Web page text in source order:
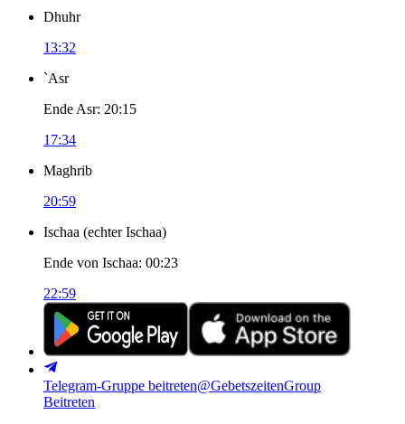
Dhuhr
13:32
`Asr
Ende Asr: 20:15
17:34
Maghrib
20:59
Ischaa (echter Ischaa)
Ende von Ischaa: 00:23
22:59
Telegram-Gruppe beitreten@GebetszeitenGroup
Beitreten